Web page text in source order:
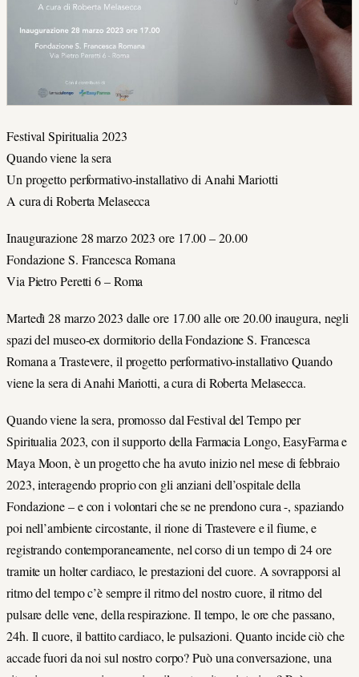
Festival Spiritualia 2023
Quando viene la sera
Un progetto performativo-installativo di Anahi Mariotti
A cura di Roberta Melasecca
Inaugurazione 28 marzo 2023 ore 17.00 – 20.00
Fondazione S. Francesca Romana
Via Pietro Peretti 6 – Roma
Martedì 28 marzo 2023 dalle ore 17.00 alle ore 20.00 inaugura, negli
spazi del museo-ex dormitorio della Fondazione S. Francesca
Romana a Trastevere, il progetto performativo-installativo Quando
viene la sera di Anahi Mariotti, a cura di Roberta Melasecca.
Quando viene la sera, promosso dal Festival del Tempo per
Spiritualia 2023, con il supporto della Farmacia Longo, EasyFarma e
Maya Moon, è un progetto che ha avuto inizio nel mese di febbraio
2023, interagendo proprio con gli anziani dell’ospitale della
Fondazione – e con i volontari che se ne prendono cura -, spaziando
poi nell’ambiente circostante, il rione di Trastevere e il fiume, e
registrando contemporaneamente, nel corso di un tempo di 24 ore
tramite un holter cardiaco, le prestazioni del cuore. A sovrapporsi al
ritmo del tempo c’è sempre il ritmo del nostro cuore, il ritmo del
pulsare delle vene, della respirazione. Il tempo, le ore che passano,
24h. Il cuore, il battito cardiaco, le pulsazioni. Quanto incide ciò che
accade fuori da noi sul nostro corpo? Può una conversazione, una